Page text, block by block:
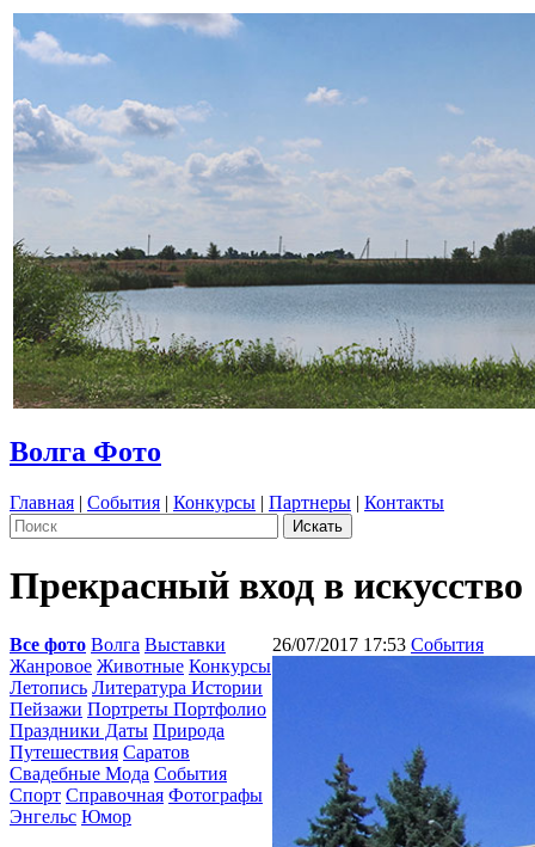
Волга Фото
Главная | События | Конкурсы | Партнеры | Контакты
Прекрасный вход в искусство
Все фото Волга Выставки
Жанровое Животные Конкурсы
Летопись Литература Истории
Пейзажи Портреты Портфолио
Праздники Даты Природа
Путешествия Саратов
Свадебные Мода События
Спорт Справочная Фотографы
Энгельс Юмор
26/07/2017 17:53 События